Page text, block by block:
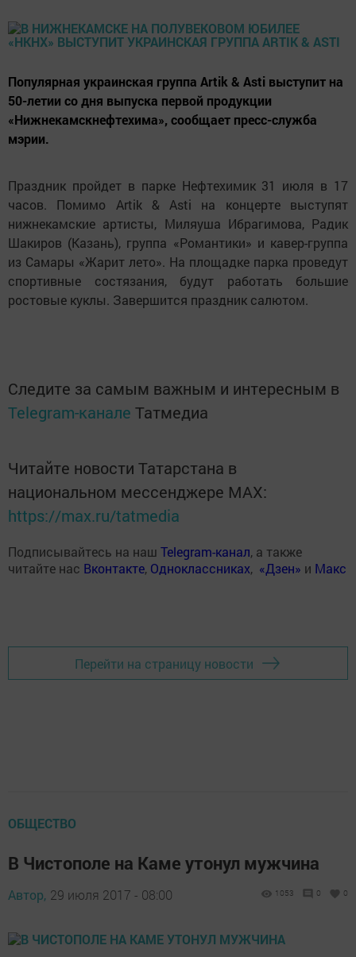
Популярная украинская группа Artik & Asti выступит на
50-летии со дня выпуска первой продукции
«Нижнекамскнефтехима», сообщает пресс-служба
мэрии.
Праздник пройдет в парке Нефтехимик 31 июля в 17
часов. Помимо Artik & Asti на концерте выступят
нижнекамские артисты, Миляуша Ибрагимова, Радик
Шакиров (Казань), группа «Романтики» и кавер-группа
из Самары «Жарит лето». На площадке парка проведут
спортивные состязания, будут работать большие
ростовые куклы. Завершится праздник салютом.
Следите за самым важным и интересным в
Telegram-канале Татмедиа
Читайте новости Татарстана в
национальном мессенджере MАХ:
https://max.ru/tatmedia
Подписывайтесь на наш Telegram-канал, а также
читайте нас Вконтакте, Одноклассниках, «Дзен» и Макс
Перейти на страницу новости
ОБЩЕСТВО
В Чистополе на Каме утонул мужчина
Автор, 29 июля 2017 - 08:00 1053 0 0